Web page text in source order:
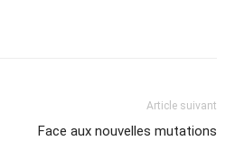
Article suivant
Face aux nouvelles mutations